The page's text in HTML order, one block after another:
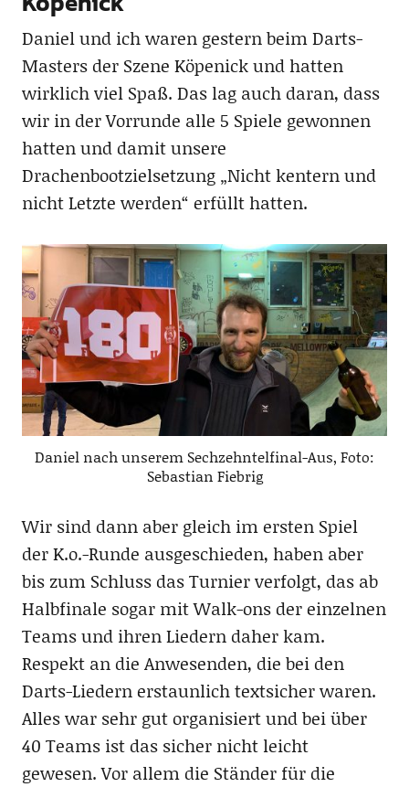
Daniel und ich waren gestern beim Darts-
Masters der Szene Köpenick und hatten
wirklich viel Spaß. Das lag auch daran, dass
wir in der Vorrunde alle 5 Spiele gewonnen
hatten und damit unsere
Drachenbootzielsetzung „Nicht kentern und
nicht Letzte werden“ erfüllt hatten.
Daniel nach unserem Sechzehntelfinal-Aus, Foto:
Sebastian Fiebrig
Wir sind dann aber gleich im ersten Spiel
der K.o.-Runde ausgeschieden, haben aber
bis zum Schluss das Turnier verfolgt, das ab
Halbfinale sogar mit Walk-ons der einzelnen
Teams und ihren Liedern daher kam.
Respekt an die Anwesenden, die bei den
Darts-Liedern erstaunlich textsicher waren.
Alles war sehr gut organisiert und bei über
40 Teams ist das sicher nicht leicht
gewesen. Vor allem die Ständer für die